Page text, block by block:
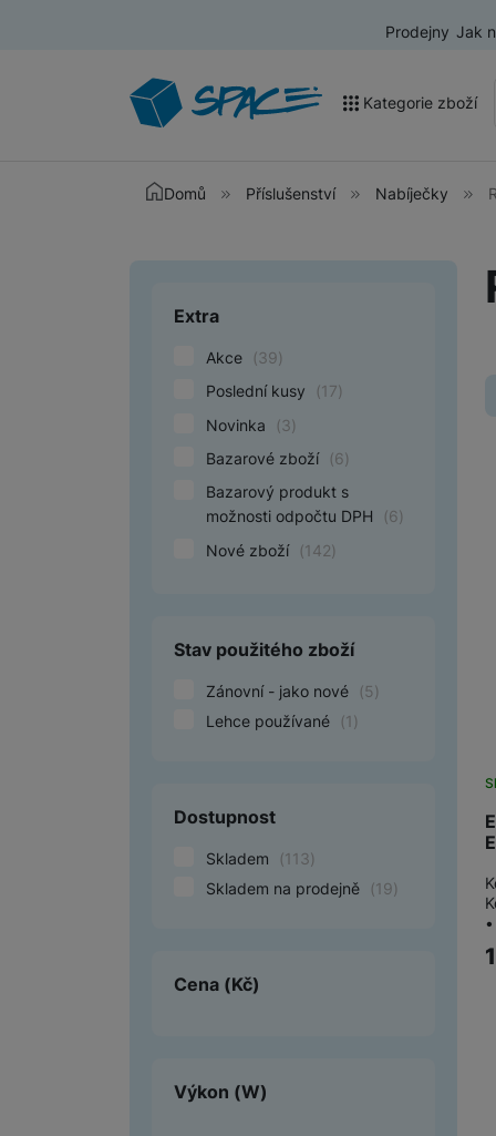
Prodejny Jak
Kategorie zboží
Akce a výprodej
Televize
Audio
Domácí spotřebiče
Tablety
Foto
Péče o zdraví a tělo
Vrácené zboží
Domů Příslušenství Nabíječky
Upřesnit
Extra
Akce (39)
Poslední kusy
(17)
Novinka
(3)
Bazarové zboží (6)
Bazarový produkt s
možnosti odpočtu DPH
(6)
Nové zboží (142)
Stav použitého zboží
Zánovní - jako nové (5)
Lehce používané
(1 )
Dostupnost
Skladem (113)
Skladem na prodejně
(19)
Cena (Kč)
Výkon (W)